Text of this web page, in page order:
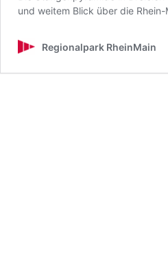
und weitem Blick über die Rhein-
Regionalpark RheinMain